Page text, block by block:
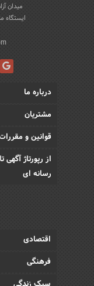
میدان
ایستگاه
درباره ما
مشتریان
قوانین و
از رپورتاژ آگهی
رسانه ای
اقتصادی
فرهنگی